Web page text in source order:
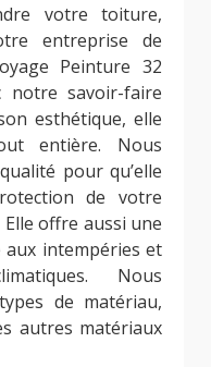
votre toiture,
entreprise de
Peinture 32
notre savoir-faire
esthétique, elle
entière. Nous
pour qu’elle
de votre
offre aussi une
aux intempéries et
Nous
de matériau,
autres matériaux